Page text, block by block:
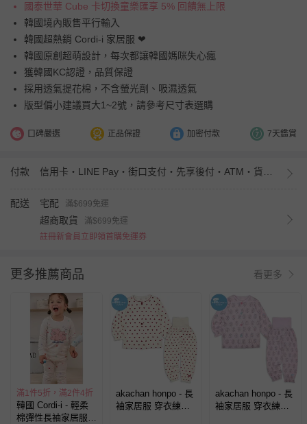
國泰世華 Cube 卡切換童樂匯享 5% 回饋無上限
韓國境內販售平行輸入
韓國超熱銷 Cordi-i 家居服 ❤︎
韓國原創超萌設計，每次都讓韓國媽咪失心瘋
獲韓國KC認證，品質保證
採用透氣提花棉，不含螢光劑、吸濕透氣
版型偏小建議買大1~2號，請參考尺寸表選購
口碑嚴選 正品保證 加密付款 7天鑑賞
付款
配送 宅配 滿$699免運
超商取貨
滿$699免運
註冊新會員立即領首購免運券
更多推薦商品 看更多
滿1件5折，滿2件4折
韓國 Cordi-i - 輕柔
棉彈性長袖家居服/
akachan honpo - 長
袖家居服 穿衣練習-
akachan honpo - 長
袖家居服 穿衣練習-